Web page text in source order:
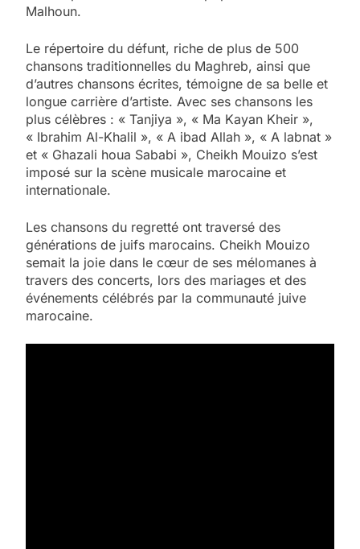
Malhoun.
Le répertoire du défunt, riche de plus de 500
chansons traditionnelles du Maghreb, ainsi que
d’autres chansons écrites, témoigne de sa belle et
longue carrière d’artiste. Avec ses chansons les
plus célèbres : « Tanjiya », « Ma Kayan Kheir »,
« Ibrahim Al-Khalil », « A ibad Allah », « A labnat »
et « Ghazali houa Sababi », Cheikh Mouizo s’est
imposé sur la scène musicale marocaine et
internationale.
Les chansons du regretté ont traversé des
générations de juifs marocains. Cheikh Mouizo
semait la joie dans le cœur de ses mélomanes à
travers des concerts, lors des mariages et des
événements célébrés par la communauté juive
marocaine.